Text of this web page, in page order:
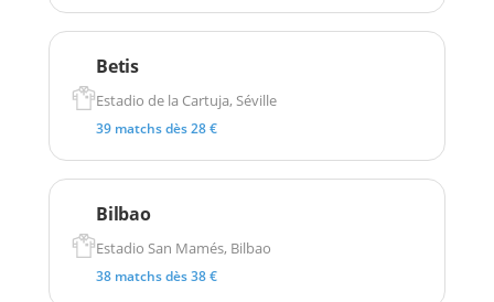
Betis
Estadio de la Cartuja, Séville
39 matchs dès 28 €
Bilbao
Estadio San Mamés, Bilbao
38 matchs dès 38 €